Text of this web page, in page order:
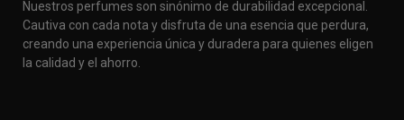
Nuestros perfumes son sinónimo de durabilidad excepcional.
Cautiva con cada nota y disfruta de una esencia que perdura,
creando una experiencia única y duradera para quienes eligen
la calidad y el ahorro.